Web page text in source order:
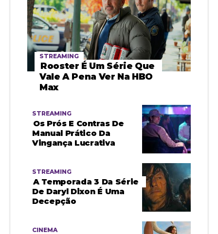
STREAMING
Rooster É Um Série Que
Vale A Pena Ver Na HBO
Max
STREAMING
Os Prós E Contras De
Manual Prático Da
Vingança Lucrativa
STREAMING
A Temporada 3 Da Série
De Daryl Dixon É Uma
Decepção
CINEMA